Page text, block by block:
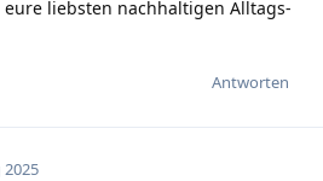
eure liebsten nachhaltigen Alltags-
Antworten
2025